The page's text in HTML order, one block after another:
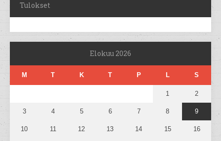
Tulokset
Elokuu 2026
M T K T P L S
1 2
3 4 5 6 7 8 9
10 11 12 13 14 15 16